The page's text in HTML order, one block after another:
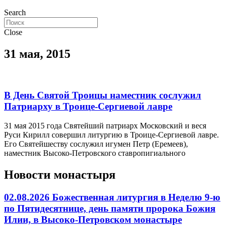
Search
Close
31 мая, 2015
В День Святой Троицы наместник сослужил
Патриарху в Троице-Сергиевой лавре
31 мая 2015 года Святейший патриарх Московский и веся
Руси Кирилл совершил литургию в Троице-Сергиевой лавре.
Его Святейшеству сослужил игумен Петр (Еремеев),
наместник Высоко-Петровского ставропигиального
Новости монастыря
02.08.2026 Божественная литургия в Неделю 9-ю
по Пятидесятнице, день памяти пророка Божия
Илии, в Высоко-Петровском монастыре